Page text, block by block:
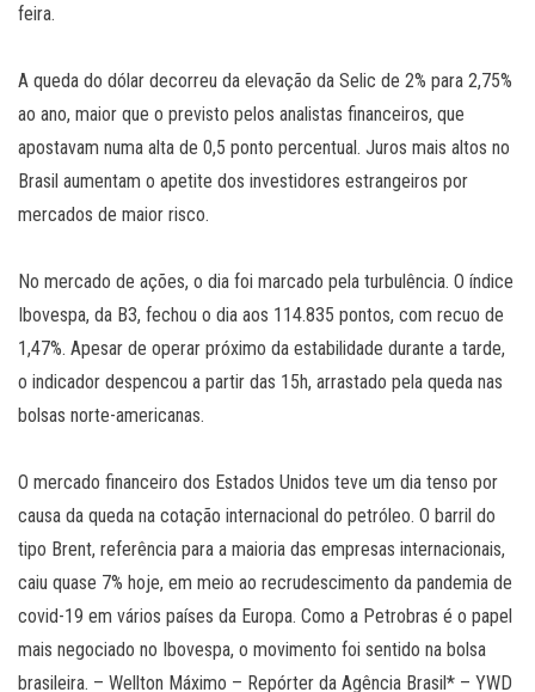
feira.
A queda do dólar decorreu da elevação da Selic de 2% para 2,75%
ao ano, maior que o previsto pelos analistas financeiros, que
apostavam numa alta de 0,5 ponto percentual. Juros mais altos no
Brasil aumentam o apetite dos investidores estrangeiros por
mercados de maior risco.
No mercado de ações, o dia foi marcado pela turbulência. O índice
Ibovespa, da B3, fechou o dia aos 114.835 pontos, com recuo de
1,47%. Apesar de operar próximo da estabilidade durante a tarde,
o indicador despencou a partir das 15h, arrastado pela queda nas
bolsas norte-americanas.
O mercado financeiro dos Estados Unidos teve um dia tenso por
causa da queda na cotação internacional do petróleo. O barril do
tipo Brent, referência para a maioria das empresas internacionais,
caiu quase 7% hoje, em meio ao recrudescimento da pandemia de
covid-19 em vários países da Europa. Como a Petrobras é o papel
mais negociado no Ibovespa, o movimento foi sentido na bolsa
brasileira. – Wellton Máximo – Repórter da Agência Brasil* – YWD